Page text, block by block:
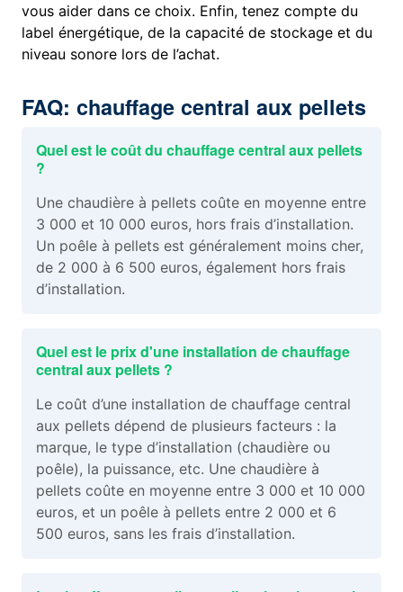
vous aider dans ce choix. Enfin, tenez compte du
label énergétique, de la capacité de stockage et du
niveau sonore lors de l’achat.
FAQ: chauffage central aux pellets
Quel est le coût du chauffage central aux pellets
?
Une chaudière à pellets coûte en moyenne entre
3 000 et 10 000 euros, hors frais d’installation.
Un poêle à pellets est généralement moins cher,
de 2 000 à 6 500 euros, également hors frais
d’installation.
Quel est le prix d'une installation de chauffage
central aux pellets ?
Le coût d’une installation de chauffage central
aux pellets dépend de plusieurs facteurs : la
marque, le type d’installation (chaudière ou
poêle), la puissance, etc. Une chaudière à
pellets coûte en moyenne entre 3 000 et 10 000
euros, et un poêle à pellets entre 2 000 et 6
500 euros, sans les frais d’installation.